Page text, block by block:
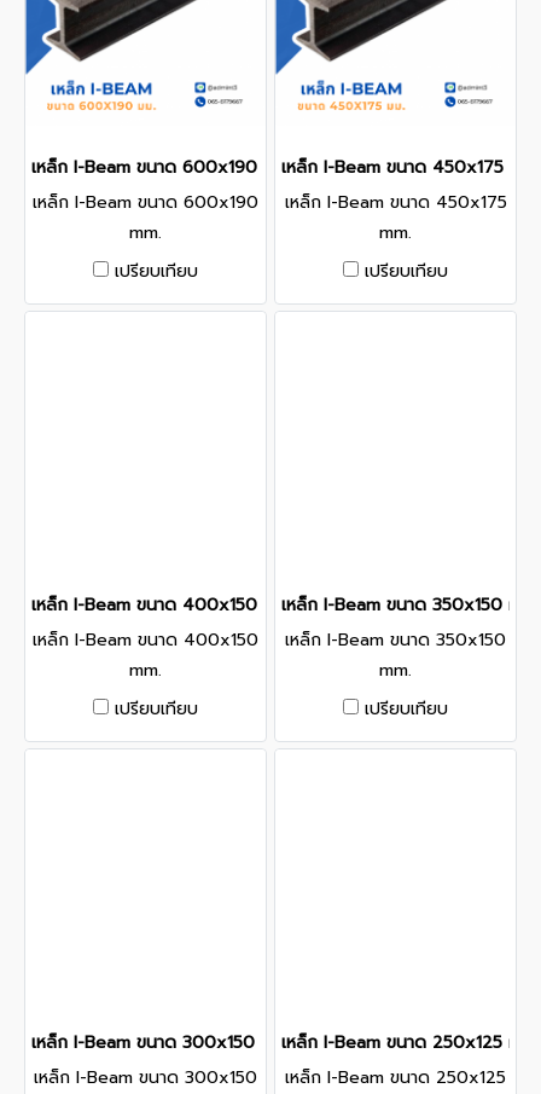
เหล็ก I-Beam ขนาด 600x190 mm.
เหล็ก I-Beam ขนาด 600x190
mm.
เปรียบเทียบ
เหล็ก I-Beam ขนาด 450x175 mm.
เหล็ก I-Beam ขนาด 450x175
mm.
เปรียบเทียบ
เหล็ก I-Beam ขนาด 400x150 mm.
เหล็ก I-Beam ขนาด 400x150
mm.
เปรียบเทียบ
เหล็ก I-Beam ขนาด 350x150 mm.
เหล็ก I-Beam ขนาด 350x150
mm.
เปรียบเทียบ
เหล็ก I-Beam ขนาด 300x150 mm.
เหล็ก I-Beam ขนาด 300x150
เหล็ก I-Beam ขนาด 250x125 mm.
เหล็ก I-Beam ขนาด 250x125